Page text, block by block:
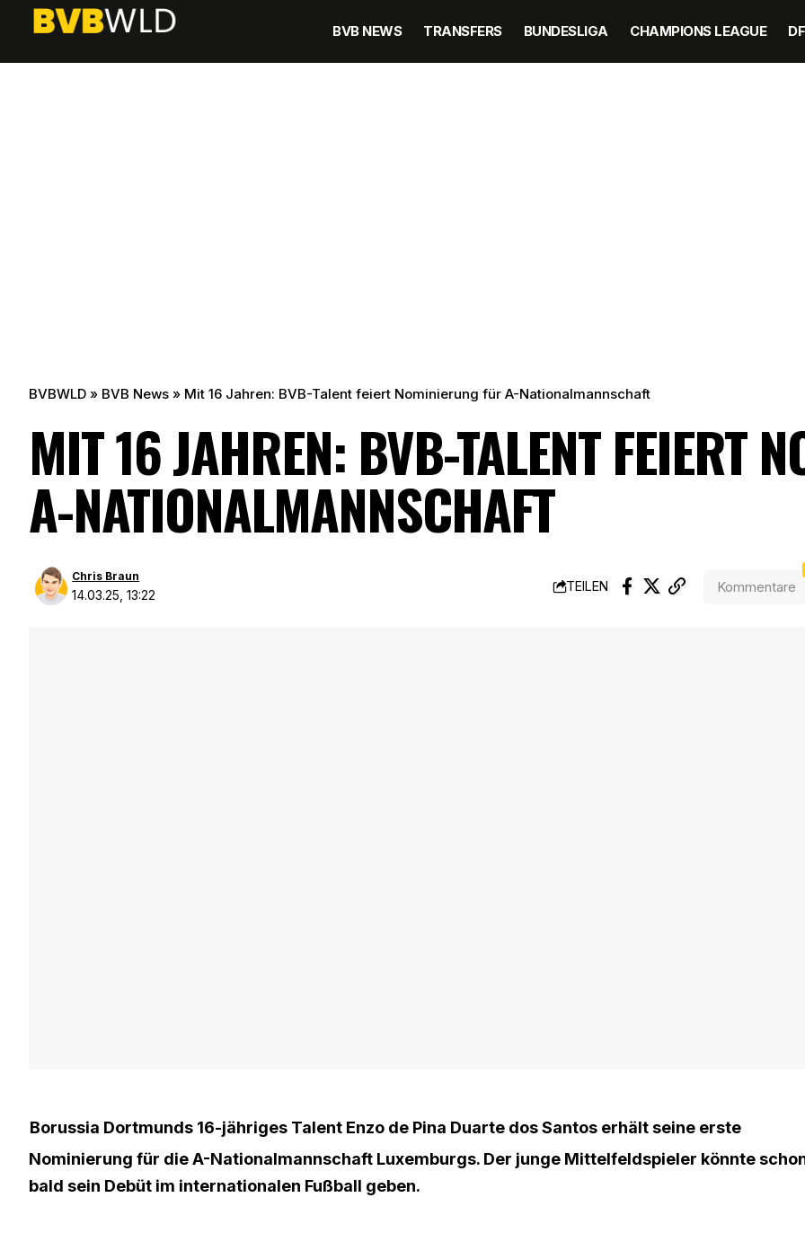
BVB NEWS TRANSFERS BUNDESLIGA CHAMPIONS LEAGUE
BVBWLD » BVB News » Mit 16 Jahren: BVB-Talent feiert Nominierung für A-Nationalmannschaft
MIT 16 JAHREN: BVB-TALENT FEIERT
A-NATIONALMANNSCHAFT
14.03.25, 13:22
Chris Braun
TEILEN Kommentare
Borussia Dortmunds 16-jähriges Talent Enzo de Pina Duarte dos Santos erhält seine erste
Nominierung für die A-Nationalmannschaft Luxemburgs. Der junge Mittelfeldspieler könnte
bald sein Debüt im internationalen Fußball geben.